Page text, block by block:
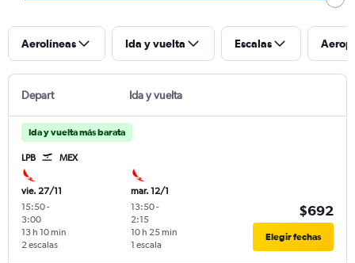
Aerolíneas Ida y vuelta Escalas
Depart Ida y vuelta
Ida y vuelta más barata
LPB MEX
vie. 27/11
15:50-
3:00
2 escalas
13 h 10 min
mar. 12/1
13:50-
2:15
1 escala
10 h 25 min
$692
Elegir fechas